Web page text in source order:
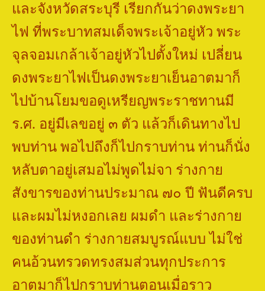
และจังหวัดสระบุรี เรียกกันว่าดงพระยา
ไฟ ที่พระบาทสมเด็จพระเจ้าอยู่หัว พระ
จุลจอมเกล้าเจ้าอยู่หัวไปตั้งใหม่ เปลี่ยน
ดงพระยาไฟเป็นดงพระยาเย็นอาตมาก็
ไปบ้านโยมขอดูเหรียญพระราชทานมี
ร.ศ. อยู่มีเลขอยู่ ๓ ตัว แล้วก็เดินทางไป
พบท่าน พอไปถึงก็ไปกราบท่าน ท่านก็นั่ง
หลับตาอยู่เสมอไม่พูดไม่จา ร่างกาย
สังขารของท่านประมาณ ๗๐ ปี ฟันดีครบ
และผมไม่หงอกเลย ผมดำ และร่างกาย
ของท่านดำ ร่างกายสมบูรณ์แบบ ไม่ใช่
คนอ้วนทรวดทรงสมส่วนทุกประการ
อาตมาก็ไปกราบท่านตอนเมื่อราว